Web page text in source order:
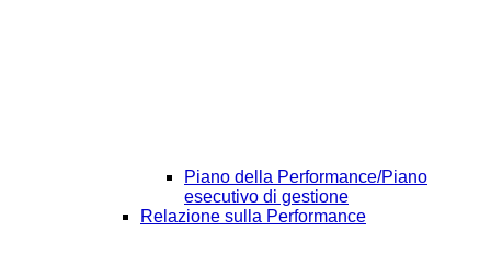
Piano della Performance/Piano
esecutivo di gestione
Relazione sulla Performance